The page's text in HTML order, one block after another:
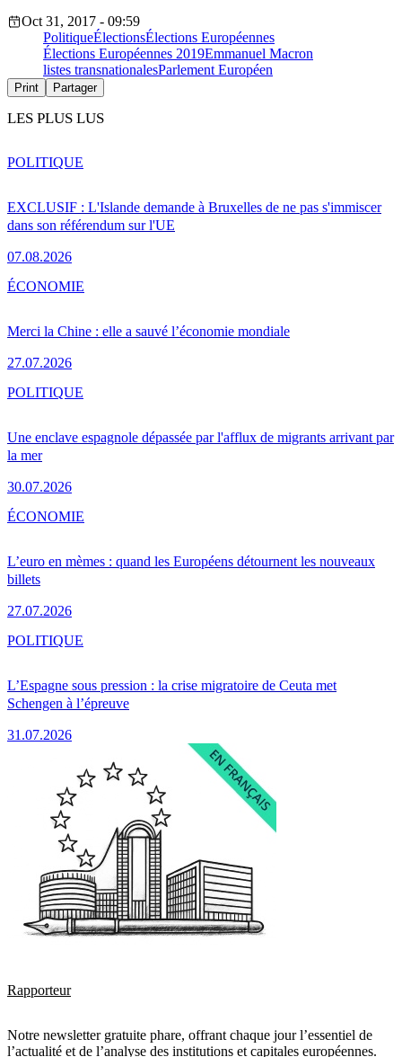
Oct 31, 2017 - 09:59
PolitiqueÉlectionsÉlections Européennes
Élections Européennes 2019Emmanuel Macron
listes transnationalesParlement Européen
Print Partager
LES PLUS LUS
EXCLUSIF : L'Islande demande à Bruxelles de ne pas s'immiscer
dans son référendum sur l'UE
07.08.2026
POLITIQUE
Merci la Chine : elle a sauvé l’économie mondiale
27.07.2026
ÉCONOMIE
Une enclave espagnole dépassée par l'afflux de migrants arrivant par
la mer
30.07.2026
POLITIQUE
L’euro en mèmes : quand les Européens détournent les nouveaux
billets
27.07.2026
ÉCONOMIE
L’Espagne sous pression : la crise migratoire de Ceuta met
Schengen à l’épreuve
31.07.2026
POLITIQUE
Rapporteur
Notre newsletter gratuite phare, offrant chaque jour l’essentiel de
l’actualité et de l’analyse des institutions et capitales européennes.